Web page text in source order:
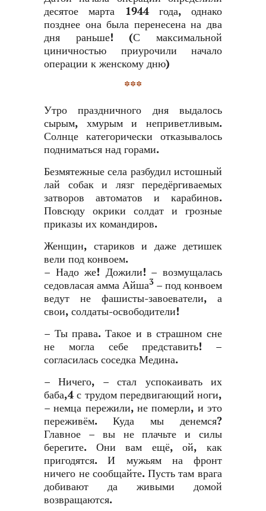
десятое марта 1944 года, однако
позднее она была перенесена на два
дня раньше! (С максимальной
циничностью приурочили начало
операции к женскому дню)
***
Утро праздничного дня выдалось
сырым, хмурым и неприветливым.
Солнце категорически отказывалось
подниматься над горами.
Безмятежные села разбудил истошный
лай собак и лязг передёргиваемых
затворов автоматов и карабинов.
Повсюду окрики солдат и грозные
приказы их командиров.
Женщин, стариков и даже детишек
вели под конвоем.
– Надо же! Дожили! – возмущалась
седовласая амма Айша3 – под конвоем
ведут не фашисты-завоеватели, а
свои, солдаты-освободители!
– Ты права. Такое и в страшном сне
не могла себе представить! –
согласилась соседка Медина.
– Ничего, – стал успокаивать их
баба,4 с трудом передвигающий ноги,
– немца пережили, не померли, и это
переживём. Куда мы денемся?
Главное – вы не плачьте и силы
берегите. Они вам ещё, ой, как
пригодятся. И мужьям на фронт
ничего не сообщайте. Пусть там врага
добивают да живыми домой
возвращаются.